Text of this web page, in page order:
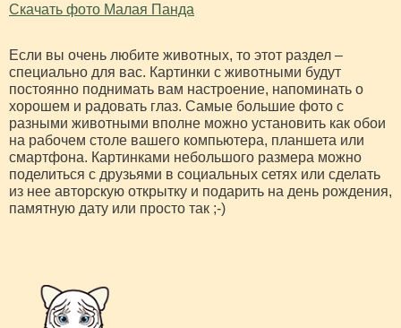
Скачать фото Малая Панда
Если вы очень любите животных, то этот раздел –
специально для вас. Картинки с животными будут
постоянно поднимать вам настроение, напоминать о
хорошем и радовать глаз. Самые большие фото с
разными животными вполне можно установить как обои
на рабочем столе вашего компьютера, планшета или
смартфона. Картинками небольшого размера можно
поделиться с друзьями в социальных сетях или сделать
из нее авторскую открытку и подарить на день рождения,
памятную дату или просто так ;-)